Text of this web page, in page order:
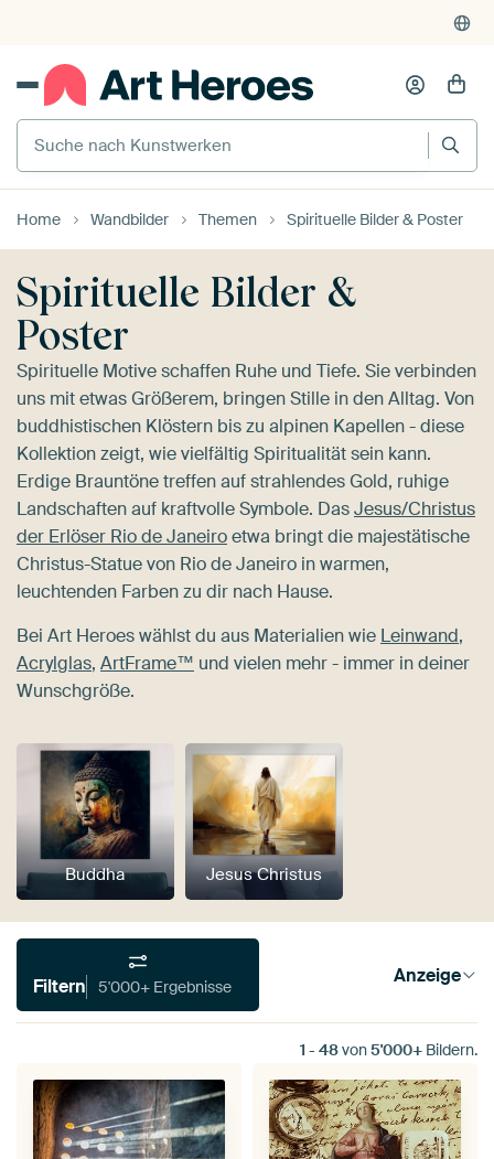
Kauf auf Rechnung
Suche nach Kunstwerken
Home Wandbilder Themen Spirituelle Bilder & Poster
Spirituelle Bilder &
Poster
Spirituelle Motive schaffen Ruhe und Tiefe. Sie verbinden
uns mit etwas Größerem, bringen Stille in den Alltag. Von
buddhistischen Klöstern bis zu alpinen Kapellen - diese
Kollektion zeigt, wie vielfältig Spiritualität sein kann.
Erdige Brauntöne treffen auf strahlendes Gold, ruhige
Landschaften auf kraftvolle Symbole. DasJesus/Christus
der Erlöser Rio de Janeiroetwa bringt die majestätische
Christus-Statue von Rio de Janeiro in warmen,
leuchtenden Farben zu dir nach Hause.
Bei Art Heroes wählst du aus Materialien wie Leinwand,
Acrylglas, ArtFrame™ und vielen mehr - immer in deiner
Wunschgröße.
Buddha Jesus Christus
Filtern 5'000+ Ergebnisse Anzeige
1 - 48von5'000+ Bildern.